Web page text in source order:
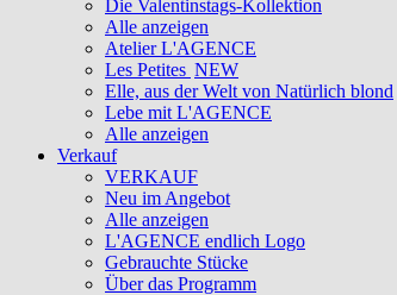
Die Valentinstags-Kollektion
Alle anzeigen
Atelier L'AGENCE
Les Petites NEW
Elle, aus der Welt von Natürlich blond
Lebe mit L'AGENCE
Alle anzeigen
Verkauf
VERKAUF
Neu im Angebot
Alle anzeigen
L'AGENCE endlich Logo
Gebrauchte Stücke
Über das Programm